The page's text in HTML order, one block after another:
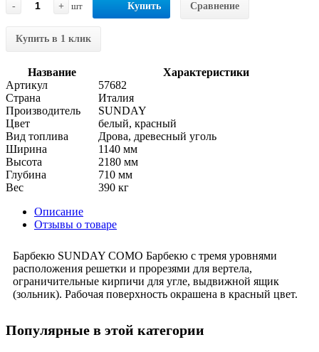
-
+ шт Купить Сравнение
Купить в 1 клик
Название
Характеристики
Артикул
57682
Страна
Италия
Производитель
SUNDAY
Цвет
белый, красный
Вид топлива
Дрова, древесный уголь
Ширина
1140 мм
Высота
2180 мм
Глубина
710 мм
Вес
390 кг
Описание
Отзывы о товаре
Барбекю SUNDAY COMO Барбекю с тремя уровнями
расположения решетки и прорезями для вертела,
ограничительные кирпичи для угле, выдвижной ящик
(зольник). Рабочая поверхность окрашена в красный цвет.
Популярные в этой категории